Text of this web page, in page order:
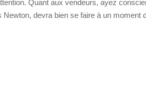
Quant aux vendeurs, ayez
devra bien se faire à un moment